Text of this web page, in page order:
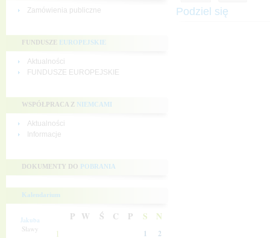
Zamówienia publiczne
FUNDUSZE EUROPEJSKIE
Aktualności
FUNDUSZE EUROPEJSKIE
WSPÓŁPRACA Z NIEMCAMI
Aktualności
Informacje
DOKUMENTY DO POBRANIA
Kalendarium
Jakuba
Sławy
P W Ś C P S N
1 1 2
Podziel się